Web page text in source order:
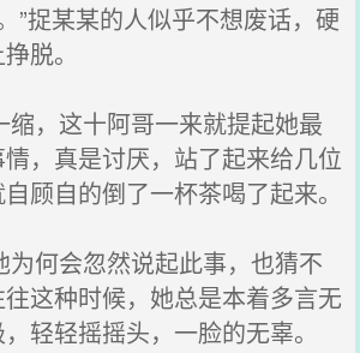
”捉某某的人似乎不想废话，硬
脱。
，这十阿哥一来就提起她最
，真是讨厌，站了起来给几位
顾自的倒了一杯茶喝了起来。
何会忽然说起此事，也猜不
这种时候，她总是本着多言无
轻轻摇摇头，一脸的无辜。